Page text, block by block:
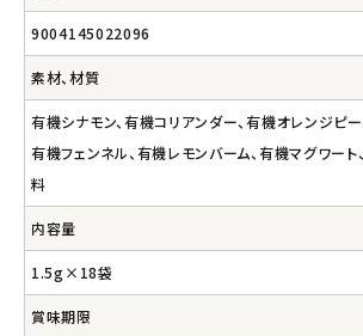
9004145022096
素材、材質
有機シナモン、有機コリアンダー、有機オレンジピー
有機フェンネル、有機レモンバーム、有機マグワート
料
内容量
1.5g×18袋
賞味期限